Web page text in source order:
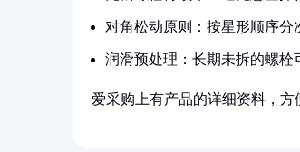
对角松动原则：按星形顺序分
润滑预处理：长期未拆的螺栓
爱采购上有产品的详细资料，